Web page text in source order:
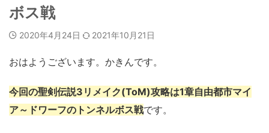
ボス戦
2020年4月24日 2021年10月21日
おはようございます。かきんです。
今回の聖剣伝説3リメイク(ToM)攻略は1章自由都市マイ
ア～ドワーフのトンネルボス戦です。